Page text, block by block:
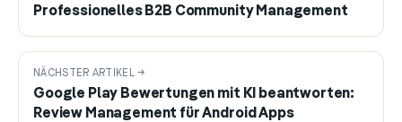
Professionelles B2B Community Management
NÄCHSTER ARTIKEL →
Google Play Bewertungen mit KI beantworten:
Review Management für Android Apps